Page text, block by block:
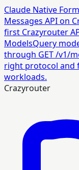
Claude Native
Messages API on
first Crazyrouter
ModelsQuery
through GET /v1/
right protocol and
workloads.
Crazyrouter